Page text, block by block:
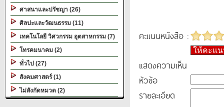
ศาสนาและปรัชญา (26)
ศิลปะและวัฒนธรรม (11)
เทคโนโลยี วิศวกรรม อุตสาหกรรม (7)
โทรคมนาคม (2)
ทั่วไป (27)
สังคมศาสตร์ (1)
ไม่สังกัดหมวด (2)
คะแนนหนังสือ :
ให้คะแ
แสดงความเห็น
หัวข้อ
รายละเอียด